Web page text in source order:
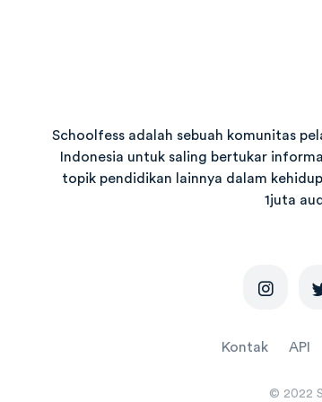
Schoolfess adalah sebuah komunitas
Indonesia untuk saling bertukar
topik pendidikan lainnya dalam
1juta
Kontak API
© 2022